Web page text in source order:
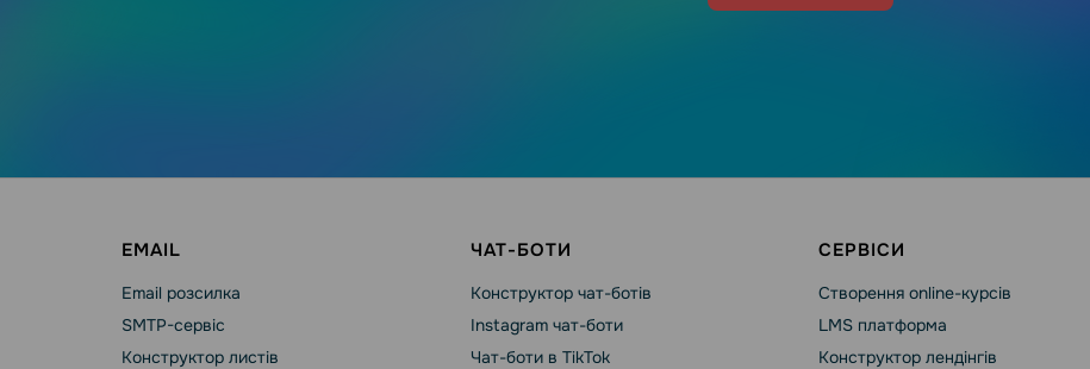
EMAIL
Email розсилка
SMTP-сервіс
Конструктор листів
ЧАТ-БОТИ
Конструктор чат-ботів
Instagram чат-боти
Чат-боти в TikTok
СЕРВІСИ
Створення online-курсів
LMS платформа
Конструктор лендінгів